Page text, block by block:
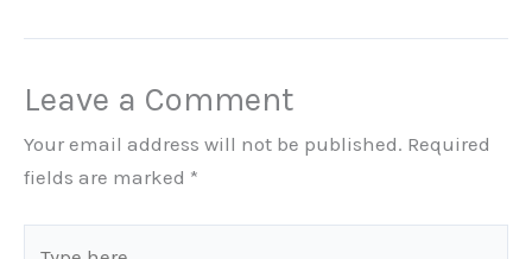
Leave a Comment
Your email address will not be published. Required
fields are marked *